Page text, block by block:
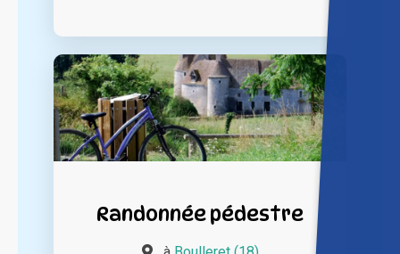
Randonnée pédestre